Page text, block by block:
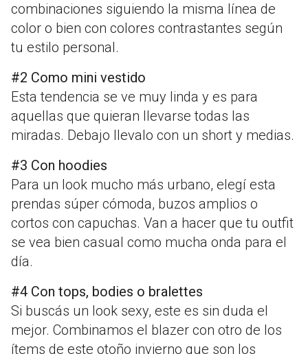
combinaciones siguiendo la misma línea de
color o bien con colores contrastantes según
tu estilo personal.
#2 Como mini vestido
Esta tendencia se ve muy linda y es para
aquellas que quieran llevarse todas las
miradas. Debajo llevalo con un short y medias.
#3 Con hoodies
Para un look mucho más urbano, elegí esta
prendas súper cómoda, buzos amplios o
cortos con capuchas. Van a hacer que tu outfit
se vea bien casual como mucha onda para el
día.
#4 Con tops, bodies o bralettes
Si buscás un look sexy, este es sin duda el
mejor. Combinamos el blazer con otro de los
ítems de este otoño invierno que son los